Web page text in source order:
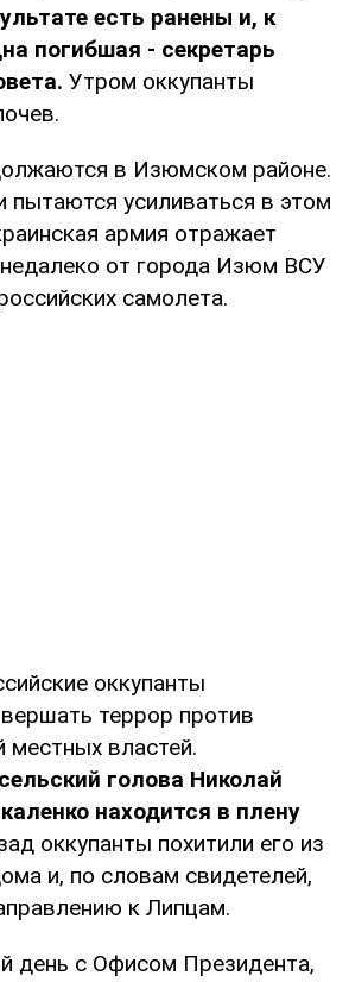
есть ранены и, к
погибшая - секретарь
Утром оккупанты
в Изюмском районе.
пытаются усиливаться в этом
армия отражает
недалеко от города Изюм ВСУ
самолета.
оккупанты
террор против
местных властей.
голова Николай
находится в плену
оккупанты похитили его из
и, по словам свидетелей,
к Липцам.
день с Офисом Президента,